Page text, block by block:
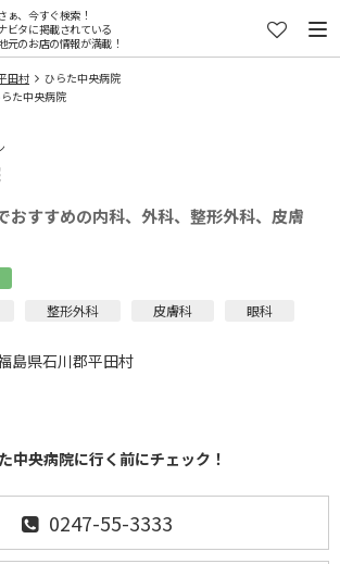
ぁ、今すぐ検索！
ビタに掲載されている
元のお店の情報が満載！
田村
ひらた中央病院
た中央病院
おすすめの内科、外科、整形外科、皮膚
整形外科 皮膚科 眼科
島県石川郡平田村
中央病院に行く前にチェック！
0247-55-3333